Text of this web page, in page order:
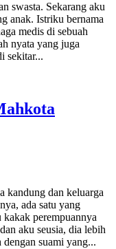
swasta. Sekarang aku
anak. Istriku bernama
medis di sebuah
nyata yang juga
sekitar...
kandung dan keluarga
ada satu yang
perempuannya
aku seusia, dia lebih
dengan suami yang...